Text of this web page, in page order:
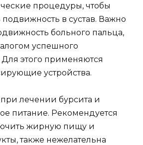
процедуры, чтобы
в сустав. Важно
больного пальца,
успешного
этого применяются
устройства.
лечении бурсита и
питание. Рекомендуется
жирную пищу и
также нежелательна